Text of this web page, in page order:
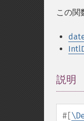
この関
説明
#[